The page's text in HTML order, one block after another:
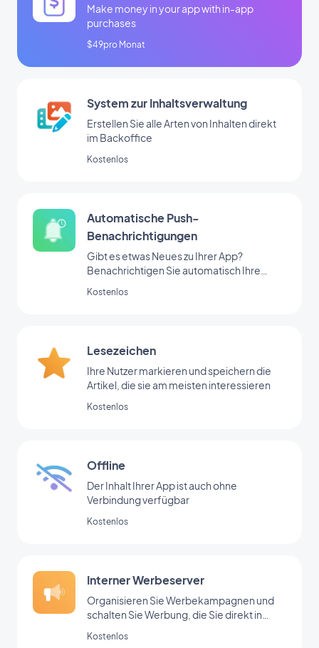
Make money in your app with in-app
purchases
$49pro Monat
System zur Inhaltsverwaltung
Erstellen Sie alle Arten von Inhalten direkt
im Backoffice
Kostenlos
Automatische Push-
Benachrichtigungen
Gibt es etwas Neues zu Ihrer App?
Benachrichtigen Sie automatisch Ihre
Kostenlos
Lesezeichen
Ihre Nutzer markieren und speichern die
Artikel, die sie am meisten interessieren
Kostenlos
Offline
Der Inhalt Ihrer App ist auch ohne
Verbindung verfügbar
Kostenlos
Interner Werbeserver
Organisieren Sie Werbekampagnen und
schalten Sie Werbung, die Sie direkt in
Kostenlos